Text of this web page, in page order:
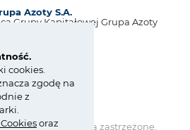
cookies.
zgodę na
z
Cookiesoraz
Azoty S.A.
Grupy Kapitałowej Grupa Azoty
Tarnów, Polska
+48 14 637 37 37
+48 14 633 07 18
Wszelkie prawa zastrzeżone.